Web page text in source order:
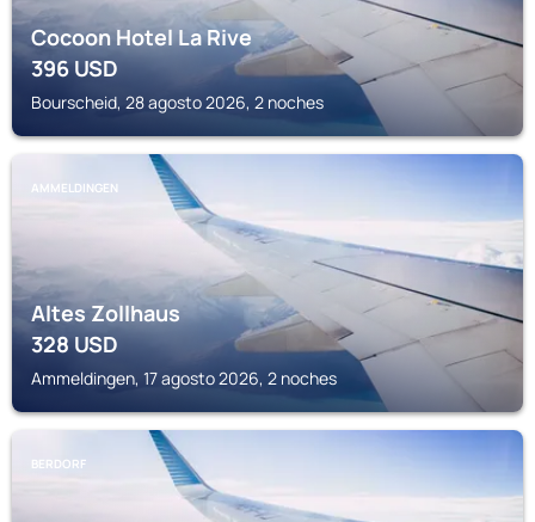
Cocoon Hotel La Rive
396USD
Bourscheid, 28 agosto 2026, 2 noches
AMMELDINGEN
Altes Zollhaus
328USD
Ammeldingen, 17 agosto 2026, 2 noches
BERDORF